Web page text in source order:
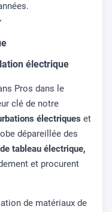
électrique
Pros dans le
clé de notre
électriques et
dépareillée des
tableau électrique,
et procurent
de matériaux de